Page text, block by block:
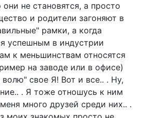
не становятся, а просто
и родители загоняют в
рамки, а когда
успешным в индустрии
к меньшинствам относятся
на заводе или в офисе)
свое Я! Вот и все.. . Ну,
. Я тоже отношусь к ним
много друзей среди них.. .